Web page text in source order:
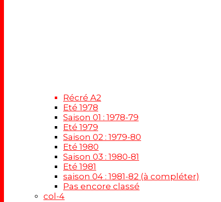
Récré A2
Eté 1978
Saison 01 : 1978-79
Eté 1979
Saison 02 : 1979-80
Eté 1980
Saison 03 : 1980-81
Eté 1981
saison 04 : 1981-82 (à compléter)
Pas encore classé
col-4